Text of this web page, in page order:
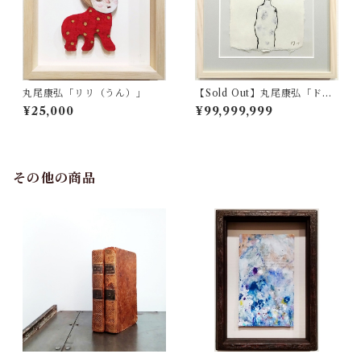
丸尾康弘「リリ（うん）」
¥25,000
【Sold Out】丸尾康弘「ドロ
ーイング B」
¥99,999,999
その他の商品